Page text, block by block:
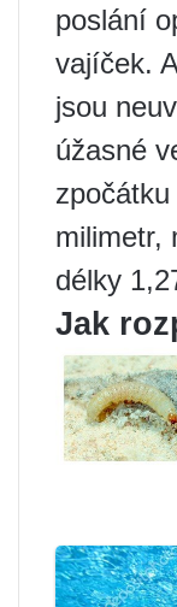
poslání
vajíček.
jsou
úžasné
milimetr,
délky
Jak